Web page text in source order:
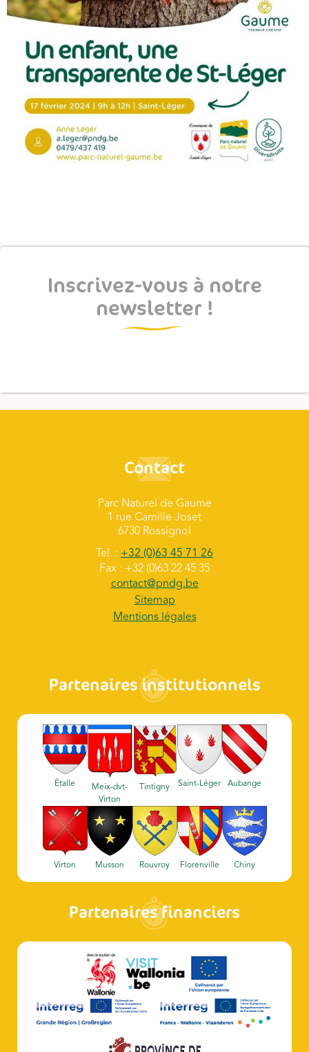
Inscrivez-vous à notre
newsletter !
Contact
Parc Naturel de Gaume
1 rue Camille Joset
6730 Rossignol
Tel. : +32 (0)63 45 71 26
Fax : +32 (0)63 22 45 35
contact@pndg.be
Sitemap
Mentions légales
Partenaires institutionnels
Étalle
Meix-dvt-
Virton
Tintigny Saint-Léger Aubange
Virton Musson Rouvroy Florenville Chiny
Partenaires financiers